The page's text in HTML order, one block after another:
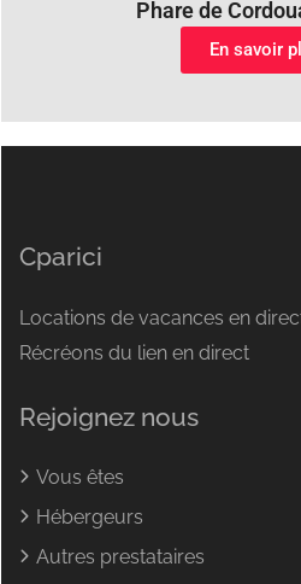
Phare de
En savoir
Cparici
Locations de vacances en
Récréons du lien en direct
Rejoignez nous
Vous êtes
Hébergeurs
Autres prestataires